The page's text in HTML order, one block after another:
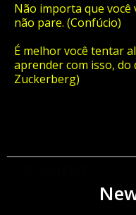
Não importa que você
não pare. (Confúcio)
É melhor você tentar
aprender com isso,
Zuckerberg)